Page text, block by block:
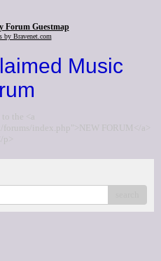
Forum Guestmap
by Bravenet.com
Music
to the <a
index.php">NEW FORUM</a>
</p>